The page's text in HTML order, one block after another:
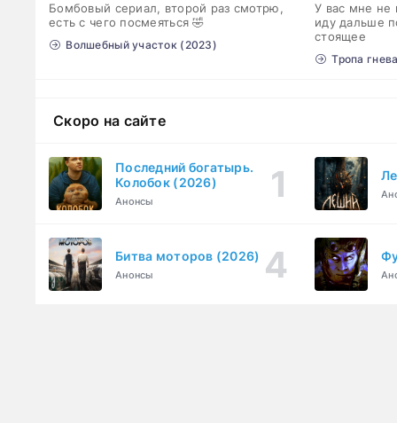
Бомбовый сериал, второй раз смотрю,
есть с чего посмеяться 🤣
Волшебный участок (2023)
У вас мне не
иду дальше
стоящее
Тропа
Скоро на сайте
Последний богатырь.
Колобок (2026)
Анонсы
Битва моторов (2026)
Анонсы